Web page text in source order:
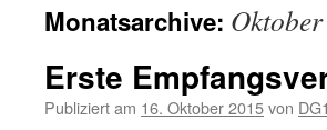
Monatsarchive:
Erste
Publiziert am 16. Oktober 2015von